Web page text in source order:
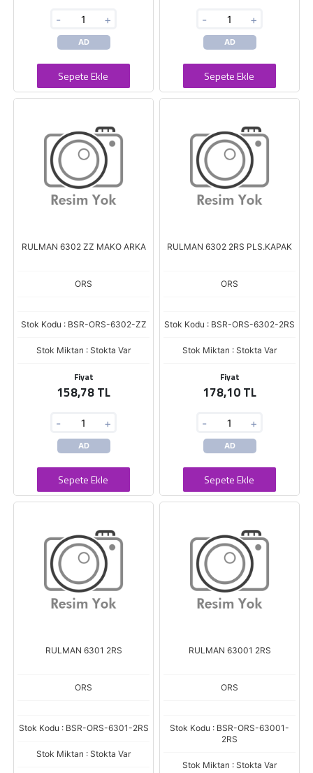
- +
AD
Sepete Ekle
- +
AD
Sepete Ekle
RULMAN 6302 ZZ MAKO ARKA
ORS
Stok Kodu : BSR-ORS-6302-ZZ
Stok Miktarı : Stokta Var
Fiyat
158,78 TL
- +
AD
Sepete Ekle
RULMAN 6302 2RS PLS.KAPAK
ORS
Stok Kodu : BSR-ORS-6302-2RS
Stok Miktarı : Stokta Var
Fiyat
178,10 TL
- +
AD
Sepete Ekle
RULMAN 6301 2RS
ORS
Stok Kodu : BSR-ORS-6301-2RS
Stok Miktarı : Stokta Var
RULMAN 63001 2RS
ORS
Stok Kodu : BSR-ORS-63001-
2RS
Stok Miktarı : Stokta Var